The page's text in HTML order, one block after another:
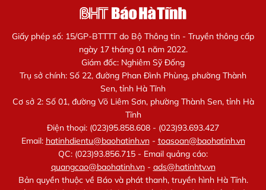
Giấy phép số: 15/GP-BTTTT do Bộ Thông tin - Truyền thông cấp
ngày 17 tháng 01 năm 2022.
Giám đốc: Nghiêm Sỹ Đống
Trụ sở chính: Số 22, đường Phan Đình Phùng, phường Thành
Sen, tỉnh Hà Tĩnh
Cơ sở 2: Số 01, đường Võ Liêm Sơn, phường Thành Sen, tỉnh Hà
Tĩnh
Điện thoại: (023)95.858.608 - (023)93.693.427
Email: hatinhdientu@baohatinh.vn- toasoan@baohatinh.vn
QC: (023)93.856.715 - Email quảng cáo:
quangcao@baohatinh.vn- ads@hatinhtv.vn
Bản quyền thuộc về Báo và phát thanh, truyền hình Hà Tĩnh.